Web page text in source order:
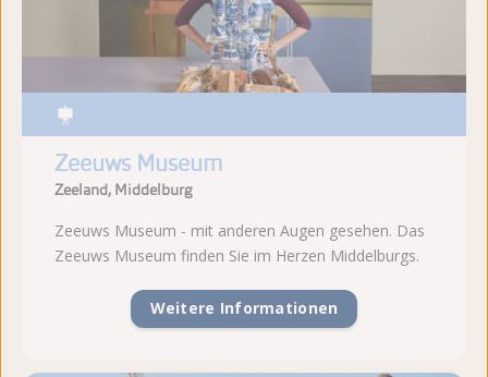
Zeeuws Museum
Zeeland, Middelburg
Zeeuws Museum - mit anderen Augen gesehen. Das
Zeeuws Museum finden Sie im Herzen Middelburgs.
Weitere Informationen